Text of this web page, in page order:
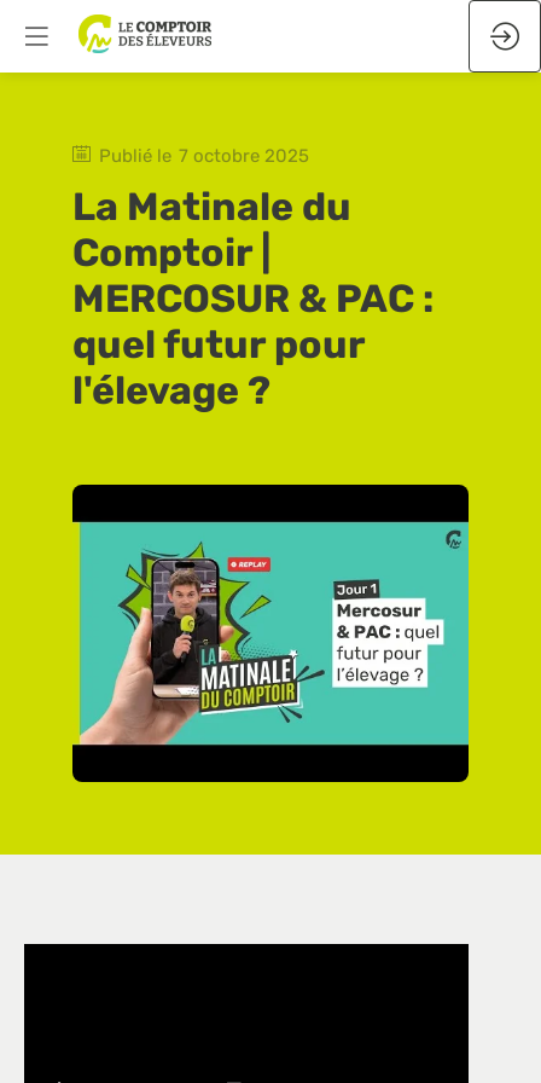
Publié le 7 octobre 2025
La Matinale du
Comptoir |
MERCOSUR & PAC :
quel futur pour
l'élevage ?